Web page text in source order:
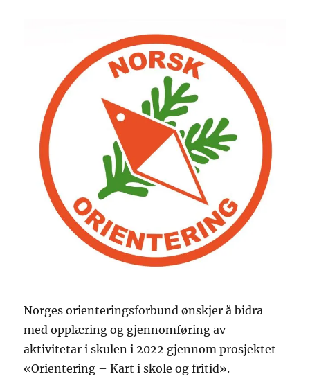
Norges orienteringsforbund ønskjer å bidra
med opplæring og gjennomføring av
aktivitetar i skulen i 2022 gjennom prosjektet
«Orientering – Kart i skole og fritid».